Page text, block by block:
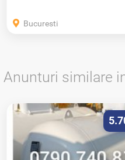
Bucuresti
Anunturi similare